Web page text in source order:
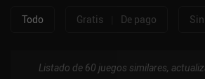
Todo Gratis De pago
Listado de 60 juegos similares,